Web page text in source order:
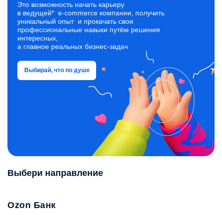
Это возможность начать карьеру
в ведущей* e‑commerce компании, получить
уникальный опыт и прокачать свои
профессиональные навыки путём решения
интересных,
а главное реальных бизнес‑задач
Выбирай, что по душе
Выбери направление
Ozon Банк